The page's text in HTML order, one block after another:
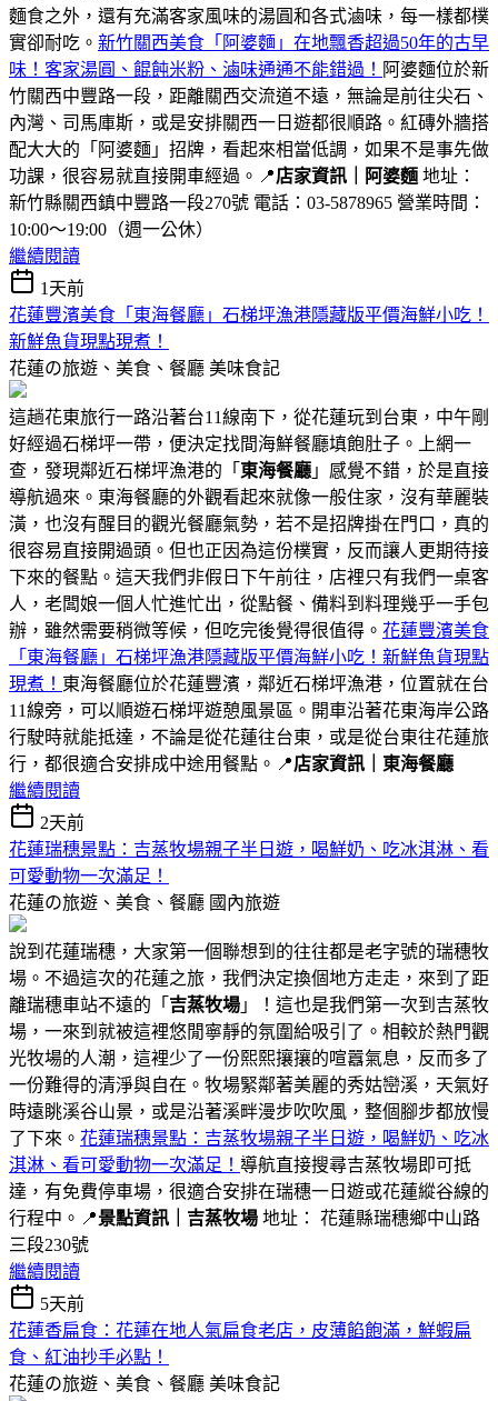
麵食之外，還有充滿客家風味的湯圓和各式滷味，每一樣都樸
實卻耐吃。 新竹關西美食「阿婆麵」在地飄香超過50年的古早
味！客家湯圓、餛飩米粉、滷味通通不能錯過！ 阿婆麵位於新
竹關西中豐路一段，距離關西交流道不遠，無論是前往尖石、
內灣、司馬庫斯，或是安排關西一日遊都很順路。紅磚外牆搭
配大大的「阿婆麵」招牌，看起來相當低調，如果不是事先做
功課，很容易就直接開車經過。📍店家資訊｜阿婆麵 地址：
新竹縣關西鎮中豐路一段270號 電話：03-5878965 營業時間：
10:00～19:00（週一公休）
繼續閱讀
1天前
花蓮豐濱美食「東海餐廳」石梯坪漁港隱藏版平價海鮮小吃！
新鮮魚貨現點現煮！
花蓮の旅遊、美食、餐廳 美味食記
這趟花東旅行一路沿著台11線南下，從花蓮玩到台東，中午剛
好經過石梯坪一帶，便決定找間海鮮餐廳填飽肚子。上網一
查，發現鄰近石梯坪漁港的「 東海餐廳 」感覺不錯，於是直接
導航過來。東海餐廳的外觀看起來就像一般住家，沒有華麗裝
潢，也沒有醒目的觀光餐廳氣勢，若不是招牌掛在門口，真的
很容易直接開過頭。但也正因為這份樸實，反而讓人更期待接
下來的餐點。這天我們非假日下午前往，店裡只有我們一桌客
人，老闆娘一個人忙進忙出，從點餐、備料到料理幾乎一手包
辦，雖然需要稍微等候，但吃完後覺得很值得。 花蓮豐濱美食
「東海餐廳」石梯坪漁港隱藏版平價海鮮小吃！新鮮魚貨現點
現煮！ 東海餐廳位於花蓮豐濱，鄰近石梯坪漁港，位置就在台
11線旁，可以順遊石梯坪遊憩風景區。開車沿著花東海岸公路
行駛時就能抵達，不論是從花蓮往台東，或是從台東往花蓮旅
行，都很適合安排成中途用餐點。📍店家資訊｜東海餐廳
繼續閱讀
2天前
花蓮瑞穗景點：吉蒸牧場親子半日遊，喝鮮奶、吃冰淇淋、看
可愛動物一次滿足！
花蓮の旅遊、美食、餐廳 國內旅遊
說到花蓮瑞穗，大家第一個聯想到的往往都是老字號的瑞穗牧
場。不過這次的花蓮之旅，我們決定換個地方走走，來到了距
離瑞穗車站不遠的「 吉蒸牧場 」！這也是我們第一次到吉蒸牧
場，一來到就被這裡悠閒寧靜的氛圍給吸引了。相較於熱門觀
光牧場的人潮，這裡少了一份熙熙攘攘的喧囂氣息，反而多了
一份難得的清淨與自在。牧場緊鄰著美麗的秀姑巒溪，天氣好
時遠眺溪谷山景，或是沿著溪畔漫步吹吹風，整個腳步都放慢
了下來。 花蓮瑞穗景點：吉蒸牧場親子半日遊，喝鮮奶、吃冰
淇淋、看可愛動物一次滿足！ 導航直接搜尋吉蒸牧場即可抵
達，有免費停車場，很適合安排在瑞穗一日遊或花蓮縱谷線的
行程中。📍景點資訊｜吉蒸牧場 地址： 花蓮縣瑞穗鄉中山路
三段230號
繼續閱讀
5天前
花蓮香扁食：花蓮在地人氣扁食老店，皮薄餡飽滿，鮮蝦扁
食、紅油抄手必點！
花蓮の旅遊、美食、餐廳 美味食記